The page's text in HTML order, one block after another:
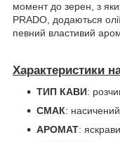
момент до зерен, з
PRADO, додаються
певний властивий
Характеристики
ТИП КАВИ:
СМАК: насичений
АРОМАТ: